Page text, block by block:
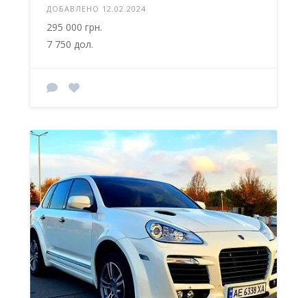
ДОБАВЛЕНО 12.02.2024
295 000 грн.
7 750 дол.